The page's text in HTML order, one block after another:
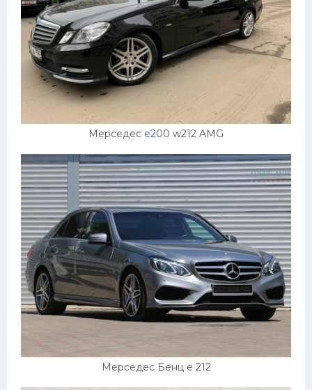
Мерседес е200 w212 AMG
Мерседес Бенц е 212